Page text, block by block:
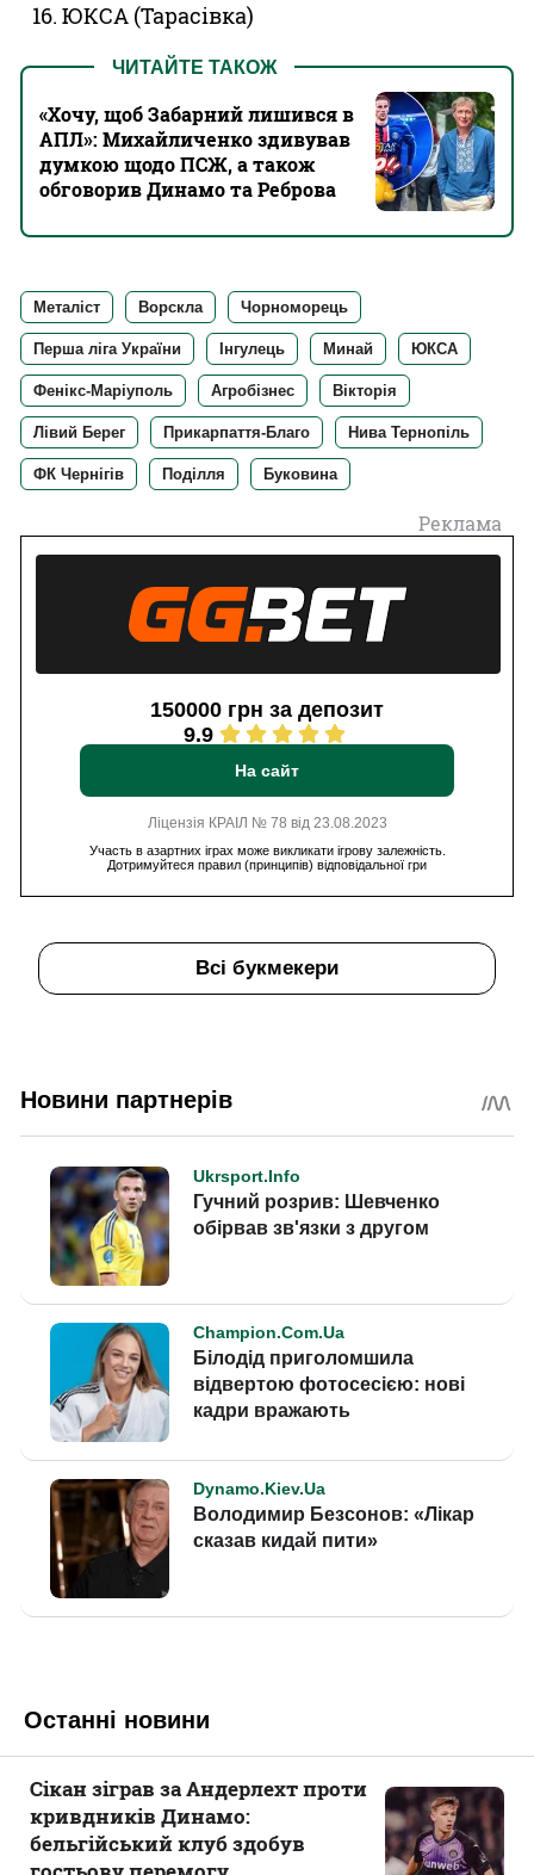
ЮКСА (Тарасівка)
ЧИТАЙТЕ ТАКОЖ
«Хочу, щоб Забарний лишився в
АПЛ»: Михайличенко здивував
думкою щодо ПСЖ, а також
обговорив Динамо та Реброва
Металіст Ворскла Чорноморець
Перша ліга України Інгулець Минай ЮКСА
Фенікс-Маріуполь Агробізнес Вікторія
Лівий Берег Прикарпаття-Благо Нива Тернопіль
ФК Чернігів Поділля Буковина
Реклама
150000 грн за депозит
9.9
На сайт
Ліцензія КРАІЛ № 78 від 23.08.2023
Участь в азартних іграх може викликати ігрову залежність.
Дотримуйтеся правил (принципів) відповідальної гри
Всі букмекери
Останні новини
Сікан зіграв за Андерлехт проти
кривдників Динамо:
бельгійський клуб здобув